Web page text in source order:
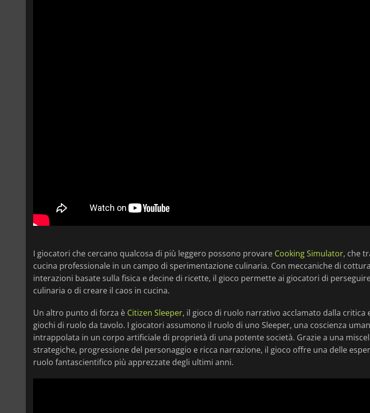
I giocatori che cercano qualcosa di più leggero possono provare Cooking Simulator, che
cucina professionale in un campo di sperimentazione culinaria. Con meccaniche di
interazioni basate sulla fisica e decine di ricette, il gioco permette ai giocatori di
culinaria o di creare il caos in cucina.
Un altro punto di forza è Citizen Sleeper, il gioco di ruolo narrativo acclamato dalla critica
giochi di ruolo da tavolo. I giocatori assumono il ruolo di uno Sleeper, una coscienza
intrappolata in un corpo artificiale di proprietà di una potente società. Grazie a una
strategiche, progressione del personaggio e ricca narrazione, il gioco offre una delle
ruolo fantascientifico più apprezzate degli ultimi anni.